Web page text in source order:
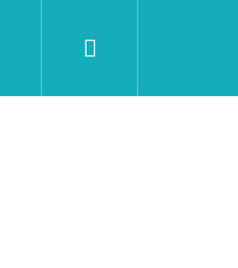
BAZAR
Přihlášení